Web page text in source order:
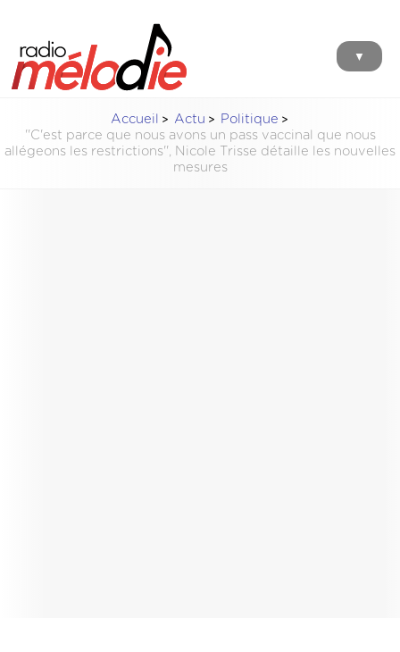
▼
Accueil Actu
Politique
''C'est parce que nous avons un pass vaccinal que nous
allégeons les restrictions'', Nicole Trisse détaille les nouvelles
mesures